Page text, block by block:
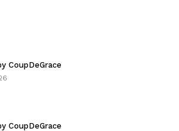
CoupDeGrace
CoupDeGrace